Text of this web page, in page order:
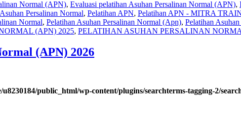
Normal (APN), Evaluasi pelatihan Asuhan Persalinan Normal (APN),
Persalinan Normal, Pelatihan APN, Pelatihan APN - MITRA
Normal, Pelatihan Asuhan Persalinan Normal (Apn), Pelatihan
(APN) 2025, PELATIHAN ASUHAN PERSALINAN
(APN) 2026
u8230184/public_html/wp-content/plugins/searchterms-tagging-2/